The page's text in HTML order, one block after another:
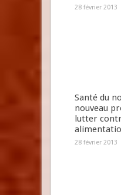
28 février 2013
Santé du
nouveau
lutter
28 février 2013